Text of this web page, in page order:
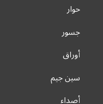
حوار
جسور
أوراق
سين جيم
أصداء